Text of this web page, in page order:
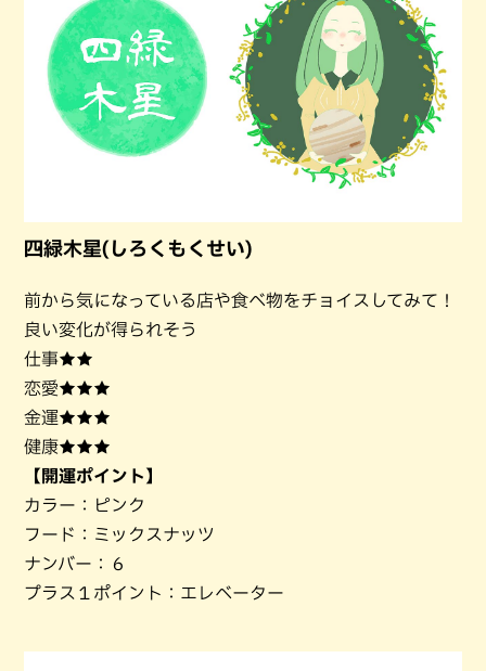
四緑木星(しろくもくせい)
前から気になっている店や食べ物をチョイスしてみて！
良い変化が得られそう
仕事★★
恋愛★★★
金運★★★
健康★★★
【開運ポイント】
カラー：ピンク
フード：ミックスナッツ
ナンバー：６
プラス１ポイント：エレベーター